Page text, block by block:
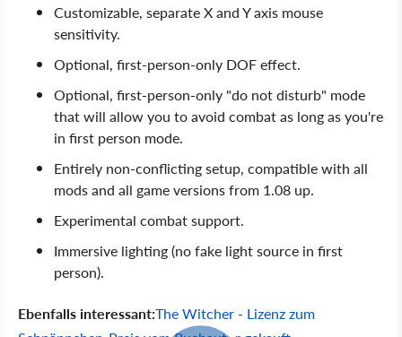
Customizable, separate X and Y axis mouse
sensitivity.
Optional, first-person-only DOF effect.
Optional, first-person-only "do not disturb" mode
that will allow you to avoid combat as long as you're
in first person mode.
Entirely non-conflicting setup, compatible with all
mods and all game versions from 1.08 up.
Experimental combat support.
Immersive lighting (no fake light source in first
person).
Ebenfalls interessant:The Witcher - Lizenz zum